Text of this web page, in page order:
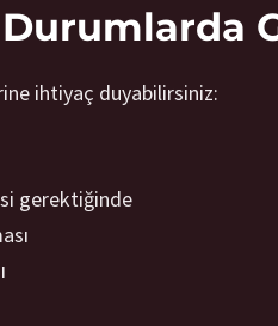
ihtiyaç duyabilirsiniz:
gerektiğinde